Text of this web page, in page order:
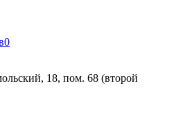
0
18, пом. 68 (второй